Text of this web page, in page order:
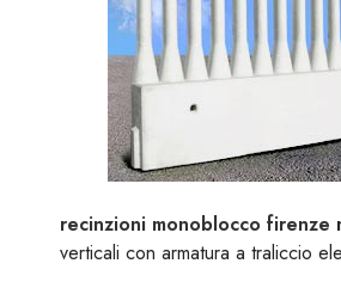
recinzioni monoblocco firenze
verticali con armatura a traliccio